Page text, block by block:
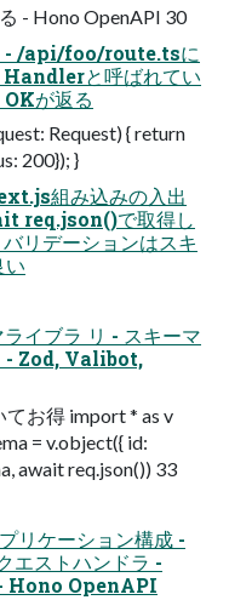
- Hono OpenAPI 30
- /api/foo/route.tsに
Handlerと呼ばれてい
が返る
Request) { return
200}); }
組み込みの入出
req.json()で取得し
リデーションはスキ
い
イブラ リ - スキーマ
- Zod, Valibot,
お得 import * as v
= v.object({ id:
await req.json()) 33
リケーション構成 -
エストハンドラ -
Hono OpenAPI